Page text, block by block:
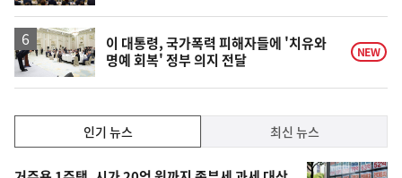
이 대통령, 국가폭력 피해자들에 '치유와
명예 회복' 정부 의지 전달
NEW
기,
인기 뉴스 최신 뉴스